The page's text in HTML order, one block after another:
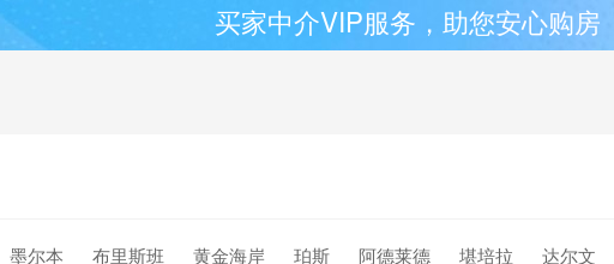
买家中介VIP服务，助您安心购房
墨尔本 布里斯班 黄金海岸 珀斯 阿德莱德 堪培拉 达尔文